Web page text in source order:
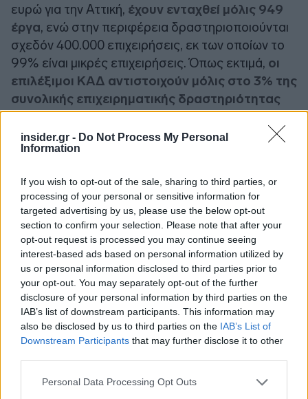
insider.gr - Do Not Process My Personal
Information
If you wish to opt-out of the sale, sharing to third parties, or
processing of your personal or sensitive information for
targeted advertising by us, please use the below opt-out
section to confirm your selection. Please note that after your
opt-out request is processed you may continue seeing
interest-based ads based on personal information utilized by
us or personal information disclosed to third parties prior to
your opt-out. You may separately opt-out of the further
disclosure of your personal information by third parties on the
IAB’s list of downstream participants. This information may
also be disclosed by us to third parties on the IAB’s List of
Downstream Participants that may further disclose it to other
Please note that this website/app uses one or more Google
Personal Data Processing Opt Outs
ευρώ για την Αττική, έχουν ενταχθεί μόλις 949
έργα, ενώ στην περιφέρεια δραστηριοποιούνται
σχεδόν 400.000 επιχειρήσεις, εκ των οποίων το
99% είναι μικρές επιχειρήσεις. Όπως εκτιμά, οι
επιλέξιμοι ΚΑΔ αντιστοιχούν μόλις στο 3% της
συνολικής επιχειρηματικής δραστηριότητας
της Αττικής.